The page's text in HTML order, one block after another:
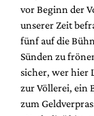
vor Beginn der
unserer Zeit
fünf auf die
Sünden zu
sicher, wer hier
zur Völlerei, ein
zum